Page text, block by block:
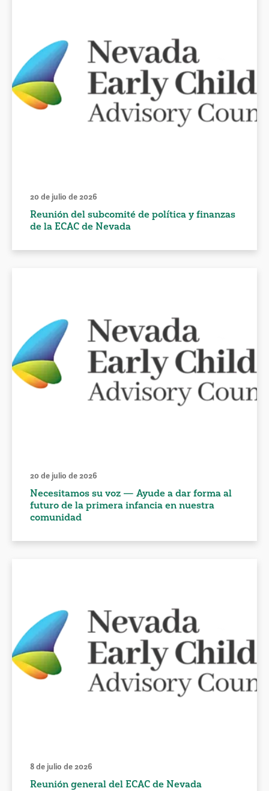
20 de julio de 2026
Reunión del subcomité de política y finanzas
de la ECAC de Nevada
20 de julio de 2026
Necesitamos su voz — Ayude a dar forma al
futuro de la primera infancia en nuestra
comunidad
8 de julio de 2026
Reunión general del ECAC de Nevada